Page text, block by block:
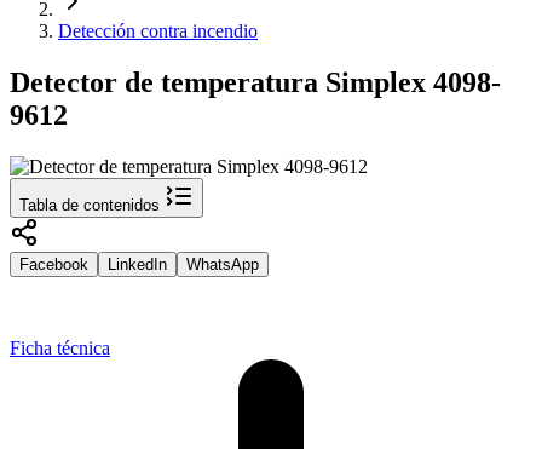
Detección contra incendio
Detector de temperatura Simplex 4098-
9612
Tabla de contenidos
Facebook LinkedIn WhatsApp
Ficha técnica